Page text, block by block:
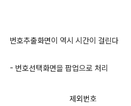
번호추출화면이 역시 시간이 걸린다
- 번호선택화면을 팝업으로 처리